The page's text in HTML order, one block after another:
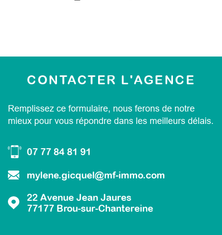
CONTACTER L'AGENCE
Remplissez ce formulaire, nous ferons de notre
mieux pour vous répondre dans les meilleurs délais.
07 77 84 81 91
mylene.gicquel@mf-immo.com
22 Avenue Jean Jaures
77177
Brou-sur-Chantereine